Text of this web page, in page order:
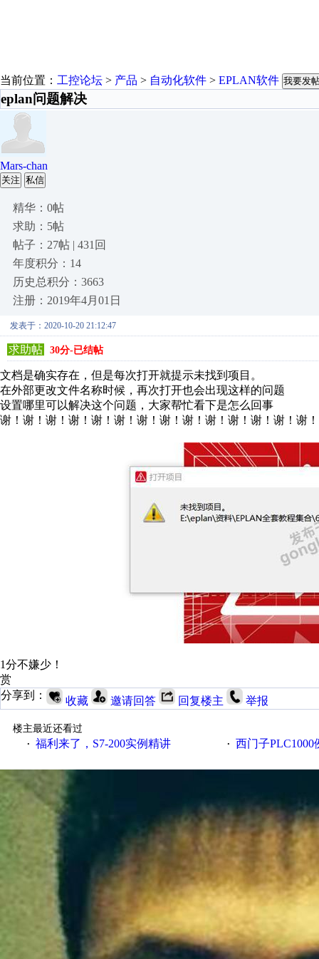
当前位置： 工控论坛 > 产品 > 自动化软件 > EPLAN软件 我要发
eplan问题解决
Mars-chan
关注 私信
精华：0帖
求助：5帖
帖子：27帖 | 431回
年度积分：14
历史总积分：3663
注册：2019年4月01日
发表于：2020-10-20 21:12:47
求助帖 30分-已结帖
文档是确实存在，但是每次打开就提示未找到项目。
在外部更改文件名称时候，再次打开也会出现这样的问题
设置哪里可以解决这个问题，大家帮忙看下是怎么回事
谢！谢！谢！谢！谢！谢！谢！谢！谢！谢！谢！谢！谢！谢
1分不嫌少！
赏
分享到：
收藏 邀请回答 回复楼主 举报
楼主最近还看过
· 福利来了，S7-200实例精讲 · 西门子PLC1000